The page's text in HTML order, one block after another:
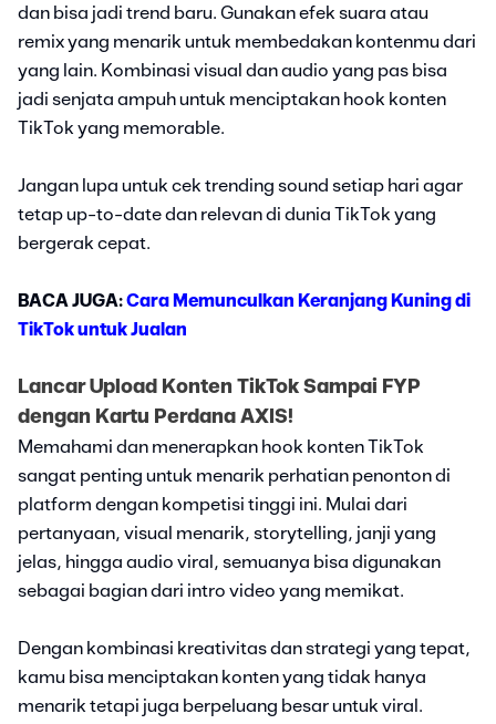
dan bisa jadi trend baru. Gunakan efek suara atau
remix yang menarik untuk membedakan kontenmu dari
yang lain. Kombinasi visual dan audio yang pas bisa
jadi senjata ampuh untuk menciptakan hook konten
TikTok yang memorable.
Jangan lupa untuk cek trending sound setiap hari agar
tetap up-to-date dan relevan di dunia TikTok yang
bergerak cepat.
BACA JUGA:Cara Memunculkan Keranjang Kuning di
TikTok untuk Jualan
Lancar Upload Konten TikTok Sampai FYP
dengan Kartu Perdana AXIS!
Memahami dan menerapkan hook konten TikTok
sangat penting untuk menarik perhatian penonton di
platform dengan kompetisi tinggi ini. Mulai dari
pertanyaan, visual menarik, storytelling, janji yang
jelas, hingga audio viral, semuanya bisa digunakan
sebagai bagian dari intro video yang memikat.
Dengan kombinasi kreativitas dan strategi yang tepat,
kamu bisa menciptakan konten yang tidak hanya
menarik tetapi juga berpeluang besar untuk viral.